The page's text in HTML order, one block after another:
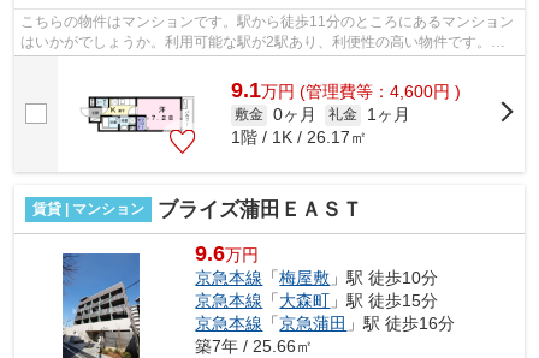
こちらの物件はマンションです。駅から徒歩11分のところにあるマンション
はいかがでしょうか。利用可能な駅が2駅あり、利便性の高い物件です。こ
ちらの物件では初期費用をカードでお支...
9.1万円 (管理費等：4,600円 )
敷金 0ヶ月 礼金
1ヶ月
1階 / 1K / 26.17㎡
賃貸 | マンション ブライズ蒲田ＥＡＳＴ
9.6万円
京急本線 「梅屋敷 」駅 徒歩10分
京急本線 「大森町 」駅 徒歩15分
京急本線 「京急蒲田 」駅 徒歩16分
築7年 / 25.66㎡